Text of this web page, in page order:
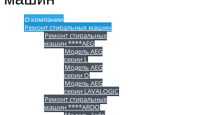
О компании
Ремонт стиральных машин
Ремонт стиральных
машин ****AEG
Модель AEG
серии L
Модель AEG
серии O
Модель AEG
серии LAVALOGIC
Ремонт стиральных
машин ****ARDO